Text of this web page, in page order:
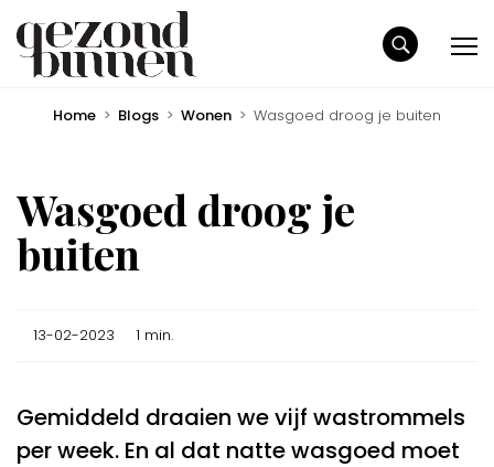
Home > Blogs > Wonen > Wasgoed droog je buiten
Wasgoed droog je
buiten
13-02-2023 1 min.
Gemiddeld draaien we vijf wastrommels
per week. En al dat natte wasgoed moet